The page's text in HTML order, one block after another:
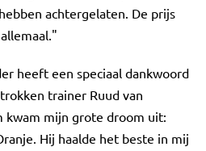
achtergelaten. De prijs
heeft een speciaal dankwoord
trainer Ruud van
kwam mijn grote droom uit:
Hij haalde het beste in mij